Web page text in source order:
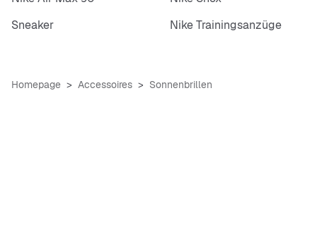
Sneaker
Nike Trainingsanzüge
Homepage Accessoires Sonnenbrillen